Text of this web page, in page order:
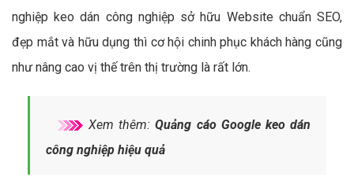
nghiệp keo dán công nghiệp sở hữu Website chuẩn SEO,
đẹp mắt và hữu dụng thì cơ hội chinh phục khách hàng cũng
như nâng cao vị thế trên thị trường là rất lớn.
Xem thêm:Quảng cáo Google keo dán
công nghiệp hiệu quả